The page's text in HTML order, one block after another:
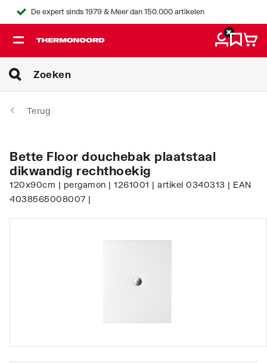
De expert sinds 1979 & Meer dan 150.000 artikelen
Terug
Bette Floor douchebak plaatstaal
dikwandig rechthoekig
120x90cm | pergamon | 1261001 | artikel 0340313 | EAN
4038565008007 |